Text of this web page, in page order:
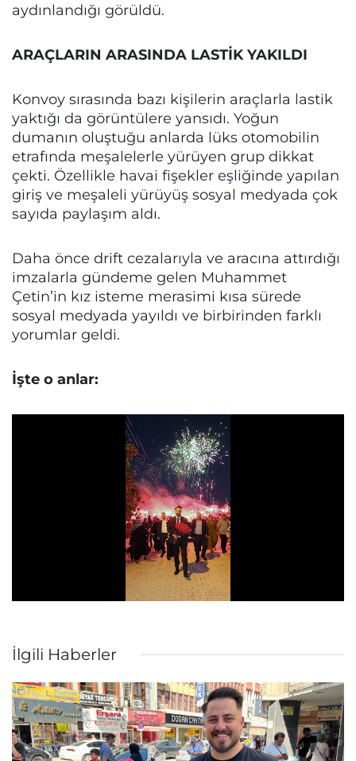
aydınlandığı görüldü.
ARAÇLARIN ARASINDA LASTİK YAKILDI
Konvoy sırasında bazı kişilerin araçlarla lastik
yaktığı da görüntülere yansıdı. Yoğun
dumanın oluştuğu anlarda lüks otomobilin
etrafında meşalelerle yürüyen grup dikkat
çekti. Özellikle havai fişekler eşliğinde yapılan
giriş ve meşaleli yürüyüş sosyal medyada çok
sayıda paylaşım aldı.
Daha önce drift cezalarıyla ve aracına attırdığı
imzalarla gündeme gelen Muhammet
Çetin’in kız isteme merasimi kısa sürede
sosyal medyada yayıldı ve birbirinden farklı
yorumlar geldi.
İşte o anlar:
İlgili Haberler